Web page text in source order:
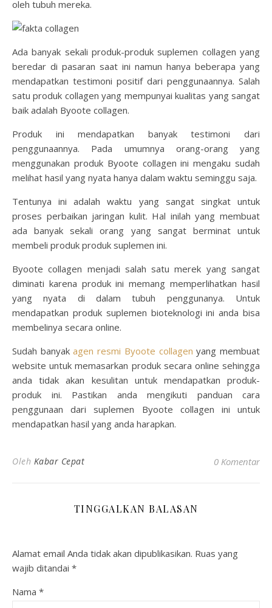
oleh tubuh mereka.
Ada banyak sekali produk-produk suplemen collagen yang
beredar di pasaran saat ini namun hanya beberapa yang
mendapatkan testimoni positif dari penggunaannya. Salah
satu produk collagen yang mempunyai kualitas yang sangat
baik adalah Byoote collagen.
Produk ini mendapatkan banyak testimoni dari
penggunaannya. Pada umumnya orang-orang yang
menggunakan produk Byoote collagen ini mengaku sudah
melihat hasil yang nyata hanya dalam waktu seminggu saja.
Tentunya ini adalah waktu yang sangat singkat untuk
proses perbaikan jaringan kulit. Hal inilah yang membuat
ada banyak sekali orang yang sangat berminat untuk
membeli produk produk suplemen ini.
Byoote collagen menjadi salah satu merek yang sangat
diminati karena produk ini memang memperlihatkan hasil
yang nyata di dalam tubuh penggunanya. Untuk
mendapatkan produk suplemen bioteknologi ini anda bisa
membelinya secara online.
Sudah banyakagen resmi Byoote collagen yang membuat
website untuk memasarkan produk secara online sehingga
anda tidak akan kesulitan untuk mendapatkan produk-
produk ini. Pastikan anda mengikuti panduan cara
penggunaan dari suplemen Byoote collagen ini untuk
mendapatkan hasil yang anda harapkan.
Oleh Kabar Cepat 0 Komentar
TINGGALKAN BALASAN
Alamat email Anda tidak akan dipublikasikan. Ruas yang
wajib ditandai *
Nama *